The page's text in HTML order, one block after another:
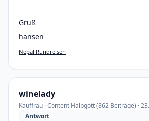
Gruß
hansen
Nepal Rundreisen
winelady
Kauffrau · Content Halbgott (862 Beiträge) ·
Antwort